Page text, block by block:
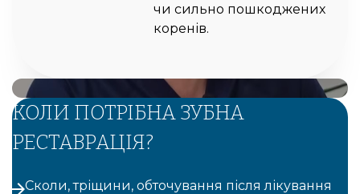
чи сильно пошкоджених
коренів.
КОЛИ ПОТРІБНА ЗУБНА
РЕСТАВРАЦІЯ?
Сколи, тріщини, обточування після лікування